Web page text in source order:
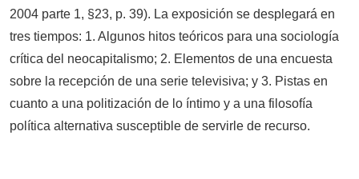
2004 parte 1, §23, p. 39). La exposición se desplegará en
tres tiempos: 1. Algunos hitos teóricos para una sociología
crítica del neocapitalismo; 2. Elementos de una encuesta
sobre la recepción de una serie televisiva; y 3. Pistas en
cuanto a una politización de lo íntimo y a una filosofía
política alternativa susceptible de servirle de recurso.